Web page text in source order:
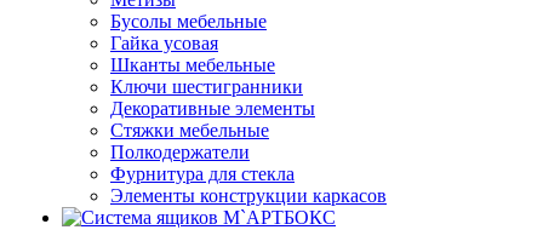
Бусолы мебельные
Гайка усовая
Шканты мебельные
Ключи шестигранники
Декоративные элементы
Стяжки мебельные
Полкодержатели
Фурнитура для стекла
Элементы конструкции каркасов